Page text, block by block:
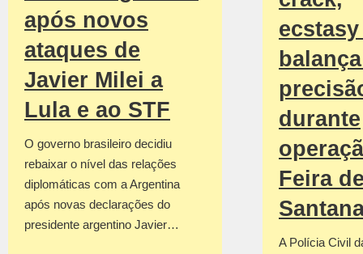
após novos
ataques de
Javier Milei a
Lula e ao STF
O governo brasileiro decidiu
rebaixar o nível das relações
diplomáticas com a Argentina
após novas declarações do
presidente argentino Javier…
ecstasy
durante
Feira
A Polícia Civil